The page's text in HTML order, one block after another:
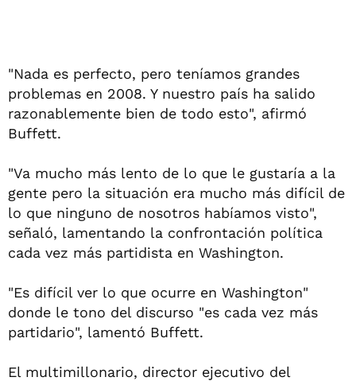
"Nada es perfecto, pero teníamos grandes
problemas en 2008. Y nuestro país ha salido
razonablemente bien de todo esto", afirmó
Buffett.
"Va mucho más lento de lo que le gustaría a la
gente pero la situación era mucho más difícil de
lo que ninguno de nosotros habíamos visto",
señaló, lamentando la confrontación política
cada vez más partidista en Washington.
"Es difícil ver lo que ocurre en Washington"
donde le tono del discurso "es cada vez más
partidario", lamentó Buffett.
El multimillonario, director ejecutivo del